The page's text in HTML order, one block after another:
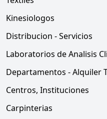
Kinesiologos
Distribucion - Servicios
Laboratorios de Analisis
Departamentos - Alquiler
Centros, Instituciones
Carpinterias